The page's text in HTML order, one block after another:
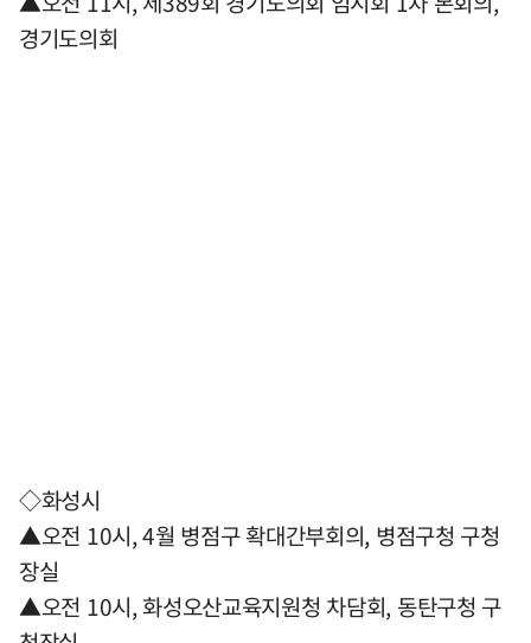
경기도의회
◇화성시
▲오전 10시, 4월 병점구 확대간부회의, 병점구청 구청
장실
▲오전 10시, 화성오산교육지원청 차담회, 동탄구청 구